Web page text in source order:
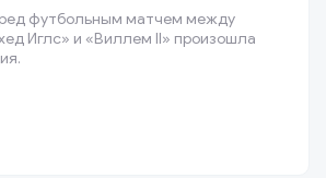
футбольным матчем между
Иглс» и «Виллем II» произошла